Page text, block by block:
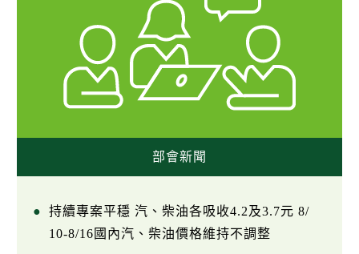
部會新聞
持續專案平穩 汽、柴油各吸收4.2及3.7元 8/
10-8/16國內汽、柴油價格維持不調整